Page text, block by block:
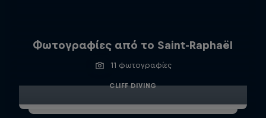
Φωτογραφίες από το Saint-Raphaël
11 φωτογραφίες
CLIFF DIVING